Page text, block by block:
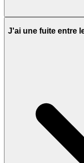
J'ai une fuite entre